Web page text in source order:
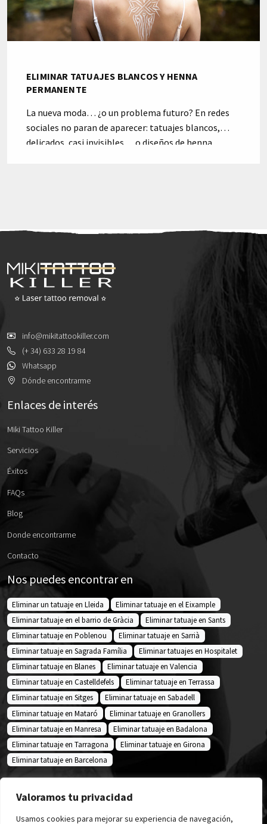
Valoramos tu privacidad
Usamos cookies para mejorar su experiencia de navegación,
ELIMINAR TATUAJES BLANCOS Y HENNA
PERMANENTE
La nueva moda… ¿o un problema futuro? En redes
sociales no paran de aparecer: tatuajes blancos,
delicados, casi invisibles… o diseños de henna
info@mikitattookiller.com
(+ 34) 633 28 19 84
Whatsapp
Dónde encontrarme
Enlaces de interés
Miki Tattoo Killer
Servicios
Éxitos
FAQs
Blog
Donde encontrarme
Contacto
Nos puedes encontrar en
Eliminar un tatuaje en Lleida
Eliminar tatuaje en el Eixample
Eliminar tatuaje en el barrio de Gràcia
Eliminar tatuaje en Sants
Eliminar tatuaje en Poblenou
Eliminar tatuaje en Sarrià
Eliminar tatuaje en Sagrada Família
Eliminar tatuajes en Hospitalet
Eliminar tatuaje en Blanes
Eliminar tatuaje en Valencia
Eliminar tatuaje en Castelldefels
Eliminar tatuaje en Terrassa
Eliminar tatuaje en Sitges
Eliminar tatuaje en Sabadell
Eliminar tatuaje en Mataró
Eliminar tatuaje en Granollers
Eliminar tatuaje en Manresa
Eliminar tatuaje en Badalona
Eliminar tatuaje en Tarragona
Eliminar tatuaje en Girona
Eliminar tatuaje en Barcelona
Sígueme en mikitattookiller